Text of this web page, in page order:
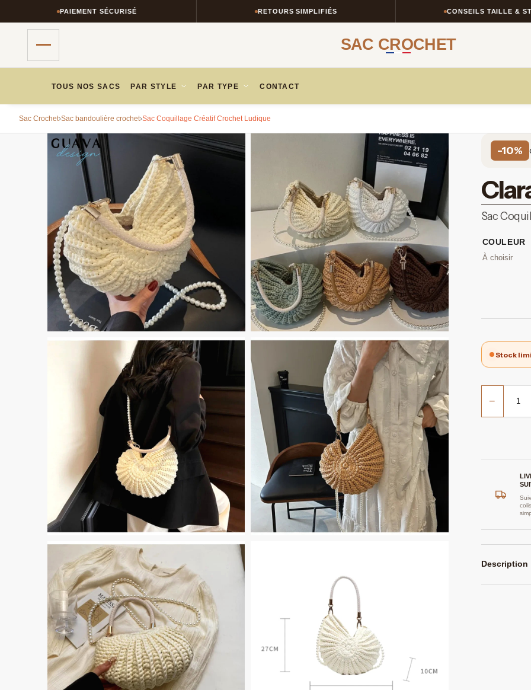
PAIEMENT SÉCURISÉ RETOURS SIMPLIFIÉS CONSEILS TAILLE & STYLE
SAC CROCHET
TOUS NOS SACS PAR STYLE PAR TYPE CONTACT
Sac Crochet›Sac bandoulière crochet›Sac Coquillage Créatif Crochet Ludique
-10%
Sac
COULEUR
Stock
−
colis
Description